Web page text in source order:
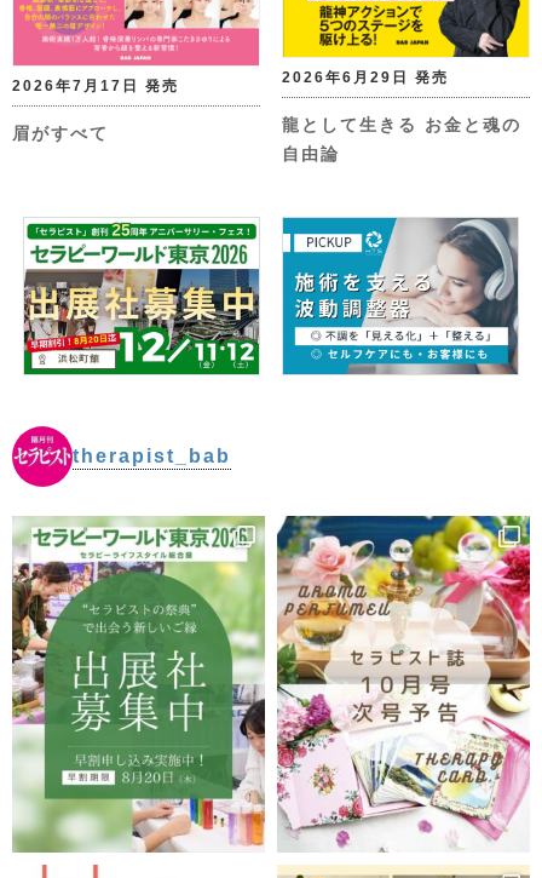
2026年7月17日 発売
眉がすべて
2026年6月29日 発売
龍として生きる お金と魂の
自由論
therapist_bab